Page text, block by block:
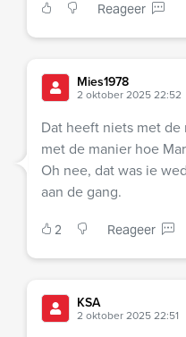
Reageer
Mies1978
2 oktober 2025 22:52
Dat heeft niets met de
met de manier hoe
Oh nee, dat was ie
aan de gang.
2 Reageer
KSA
2 oktober 2025 22:51